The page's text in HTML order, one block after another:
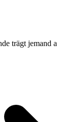
trägt jemand